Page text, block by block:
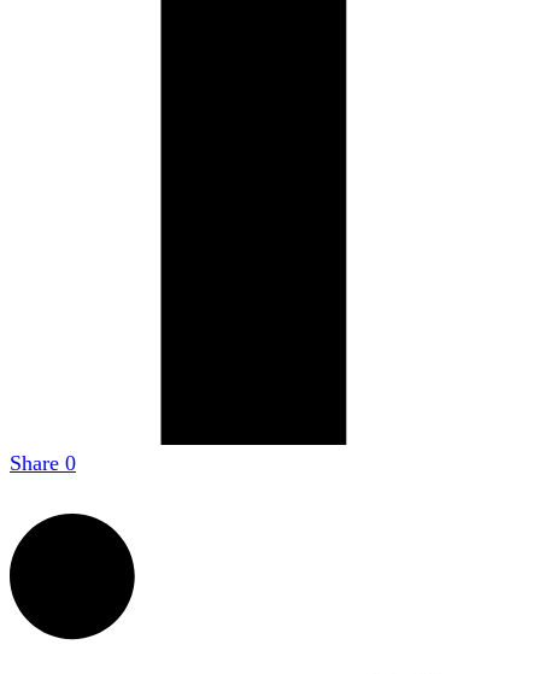
Share 0